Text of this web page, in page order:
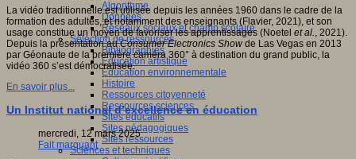
Algorithme
Données
Réseaux sociaux et champ scolaire
Sélection de ressources
Bibliographies
Education artistique
Education environnementale
Histoire
Ressources citoyenneté
Ressources sciences
Sites éducatifs
Sites pédagogiques
Sites ressources
Sciences et techniques
La vidéo traditionnelle est utilisée depuis les années 1960 dans le cadre de la
formation des adultes, et notamment des enseignants (Flavier, 2021), et son
usage constitue un moyen de favoriser les apprentissages (Noetel et al., 2021).
Depuis la présentation auConsumer Electronics Show de Las Vegas en 2013
par Géonaute de la première caméra 360° à destination du grand public, la
vidéo 360 s’est démocratisée.
En savoir plus...
Un Institut national d’excellence en éducation
mercredi, 12 mars 2025
Fait marquant